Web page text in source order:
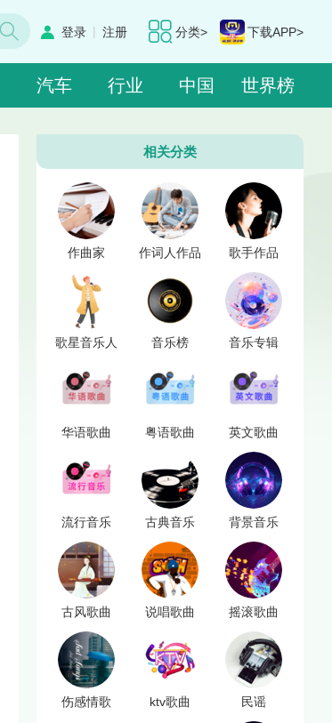
分类> 下载APP>
登录 | 注册
汽车 行业 中国 世界榜
相关分类
作曲家 作词人作品 歌手作品
歌星音乐人 音乐榜 音乐专辑
华语歌曲 粤语歌曲 英文歌曲
流行音乐 古典音乐 背景音乐
古风歌曲 说唱歌曲 摇滚歌曲
伤感情歌 ktv歌曲 民谣